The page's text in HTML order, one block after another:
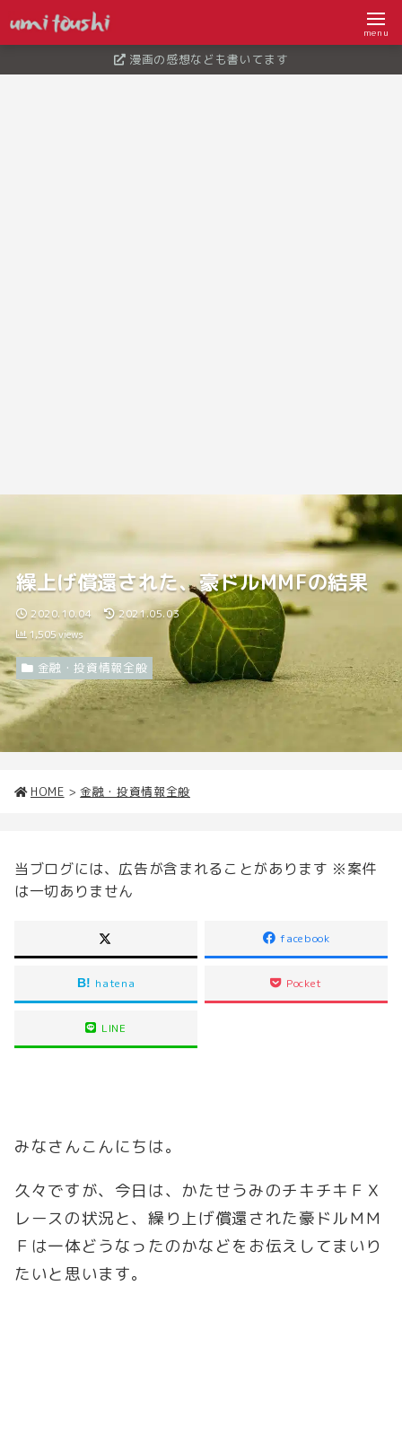
menu
漫画の感想なども書いてます
繰上げ償還された、豪ドルMMFの結果
2020.10.04
2021.05.03
1,505views
金融・投資情報全般
HOME > 金融・投資情報全般
当ブログには、広告が含まれることがあります ※案件
は一切ありません
facebook
hatena Pocket
LINE
みなさんこんにちは。
久々ですが、今日は、かたせうみのチキチキＦＸ
レースの状況と、繰り上げ償還された豪ドルＭＭ
Ｆは一体どうなったのかなどをお伝えしてまいり
たいと思います。